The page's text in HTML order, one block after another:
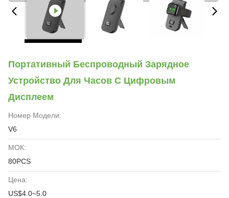
Портативный Беспроводный Зарядное
Устройство Для Часов С Цифровым
Дисплеем
Номер Модели:
V6
МОК:
80PCS
Цена:
US$4.0~5.0